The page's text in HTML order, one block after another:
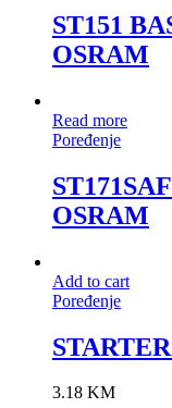
ST151
OSRAM
Read more
Poređenje
OSRAM
Add to cart
Poređenje
3.18 KM